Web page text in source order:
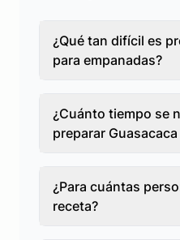
¿Qué tan difícil es
para empanadas?
¿Cuánto tiempo se
preparar
¿Para cuántas
receta?